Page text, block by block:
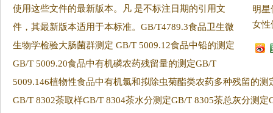
明星
女性
使用这些文件的最新版本。凡 是不标注日期的引用文
件，其最新版本适用于本标准。GB/T4789.3食品卫生微
生物学检验大肠菌群测定 GB/T 5009.12食品中铅的测定
GB/T 5009.20食品中有机磷农药残留量的测定GB/T
5009.146植物性食品中有机氯和拟除虫菊酯类农药多种残留的测
GB/T 8302茶取样GB/T 8304茶水分测定GB/T 8305茶总灰分测